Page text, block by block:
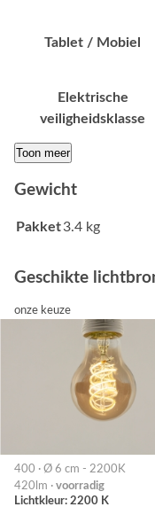
Tablet / Mobiel
Elektrische
veiligheidsklasse
Toon meer
Gewicht
Pakket3.4 kg
Geschikte
onze keuze
400 · Ø 6 cm - 2200K
420lm · voorradig
Lichtkleur: 2200 K